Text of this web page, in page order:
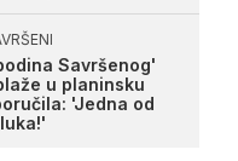
Savršenog'
u planinsku
'Jedna od